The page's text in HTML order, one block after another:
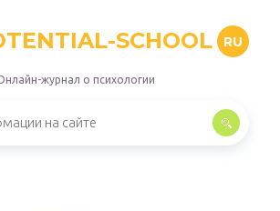
SCHOOL RU
журнал о психологии